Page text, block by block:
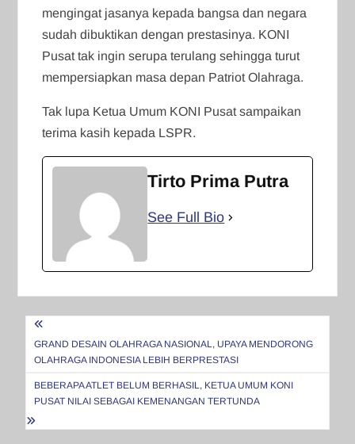
mengingat jasanya kepada bangsa dan negara
sudah dibuktikan dengan prestasinya. KONI
Pusat tak ingin serupa terulang sehingga turut
mempersiapkan masa depan Patriot Olahraga.
Tak lupa Ketua Umum KONI Pusat sampaikan
terima kasih kepada LSPR.
Tirto Prima Putra
See Full Bio
Navigasi
pos
GRAND DESAIN OLAHRAGA NASIONAL, UPAYA MENDORONG
OLAHRAGA INDONESIA LEBIH BERPRESTASI
BEBERAPA ATLET BELUM BERHASIL, KETUA UMUM KONI
PUSAT NILAI SEBAGAI KEMENANGAN TERTUNDA